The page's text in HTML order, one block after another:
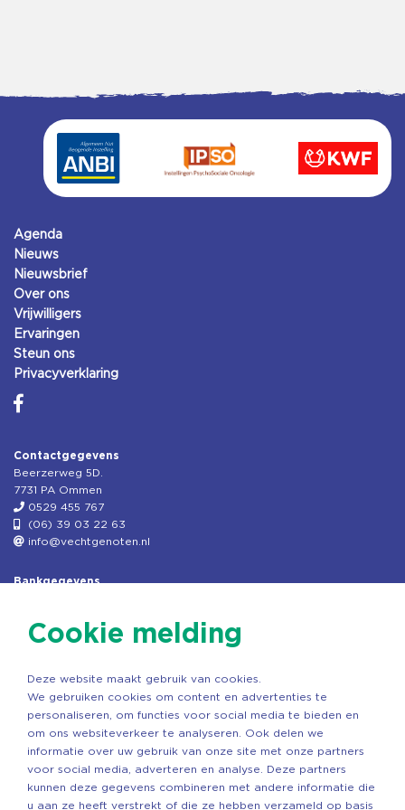
Agenda
Nieuws
Nieuwsbrief
Over ons
Vrijwilligers
Ervaringen
Steun ons
Privacyverklaring
Contactgegevens
Beerzerweg 5D.
7731 PA Ommen
0529 455 767
(06) 39 03 22 63
info@vechtgenoten.nl
Bankgegevens
Rek.nr: NL85RABO0127579230
Copyright ©2026 Vechtgenoten
Cookie melding
Deze website maakt gebruik van cookies.
We gebruiken cookies om content en advertenties te
personaliseren, om functies voor social media te bieden en
om ons websiteverkeer te analyseren. Ook delen we
informatie over uw gebruik van onze site met onze partners
voor social media, adverteren en analyse. Deze partners
kunnen deze gegevens combineren met andere informatie die
u aan ze heeft verstrekt of die ze hebben verzameld op basis